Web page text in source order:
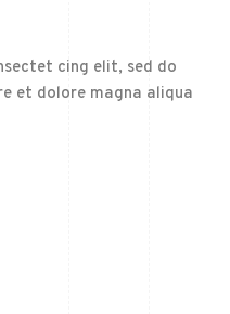
cing elit, sed do
et dolore magna aliqua